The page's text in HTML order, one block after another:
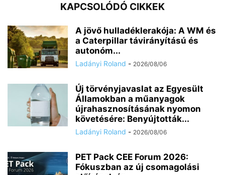
KAPCSOLÓDÓ CIKKEK
A jövő hulladéklerakója: A WM és
a Caterpillar távirányítású és
autonóm...
Ladányi Roland - 2026/08/06
Új törvényjavaslat az Egyesült
Államokban a műanyagok
újrahasznosításának nyomon
követésére: Benyújtották...
Ladányi Roland - 2026/08/06
PET Pack CEE Forum 2026:
Fókuszban az új csomagolási